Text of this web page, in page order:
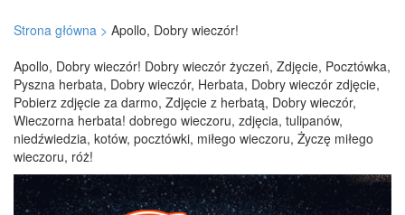
Strona główna > Apollo, Dobry wieczór!
Apollo, Dobry wieczór! Dobry wieczór życzeń, Zdjęcie, Pocztówka,
Pyszna herbata, Dobry wieczór, Herbata, Dobry wieczór zdjęcie,
Pobierz zdjęcie za darmo, Zdjęcie z herbatą, Dobry wieczór,
Wieczorna herbata! dobrego wieczoru, zdjęcia, tulipanów,
niedźwiedzia, kotów, pocztówki, miłego wieczoru, Życzę miłego
wieczoru, róż!